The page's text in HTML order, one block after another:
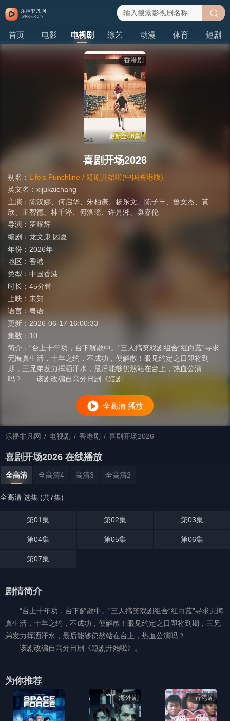
首页 电影 电视剧 综艺 动漫 体育 短剧
搜
香港剧
更新至06集
喜剧开场2026
别名： Life’s Punchline / 短剧开始啦(中国香港版)
英文名： xijukaichang
主演： 陈汉娜 何启华 朱柏谦 杨乐文 陈子丰 鲁文杰
黃
欣
王智德 林千渟 何洛瑶 许月湘
巢嘉伦
导演： 罗耀辉
编剧： 龙文康,因夏
年份： 2026年
地区： 香港
类型： 中国香港
时长： 45分钟
上映： 未知
语言： 粤语
更新： 2026-06-17 16:00:33
集数： 10
简介： “台上十年功，台下解散中。”三人搞笑戏剧组合“红白蓝”寻求
无悔真生活，十年之约，不成功，便解散！眼见约定之日即将到
期，三兄弟发力挥洒汗水，最后能够仍然站在台上，热血公演
吗？ 该剧改编自高分日剧《短剧
全高清 播放
乐播非凡网 / 电视剧 / 香港剧 / 喜剧开场2026
喜剧开场2026 在线播放
全高清 全高清4 高清3 全高清2
全高清 选集 (共7集)
第01集 第02集 第03集
第04集 第05集 第06集
第07集
剧情简介
“台上十年功，台下解散中。”三人搞笑戏剧组合“红白蓝”寻求无悔
真生活，十年之约，不成功，便解散！眼见约定之日即将到期，三兄
弟发力挥洒汗水，最后能够仍然站在台上，热血公演吗？
该剧改编自高分日剧《短剧开始啦》。
为你推荐
海外剧 香港剧